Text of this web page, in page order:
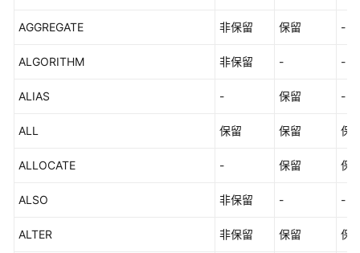
据
使
发
AGGREGATE 非保留 保留 -
ALGORITHM 非保留 - -
ALIAS - 保留 -
ALL 保留 保留 保
ALLOCATE - 保留 保
ALSO 非保留 - -
ALTER 非保留 保留 保